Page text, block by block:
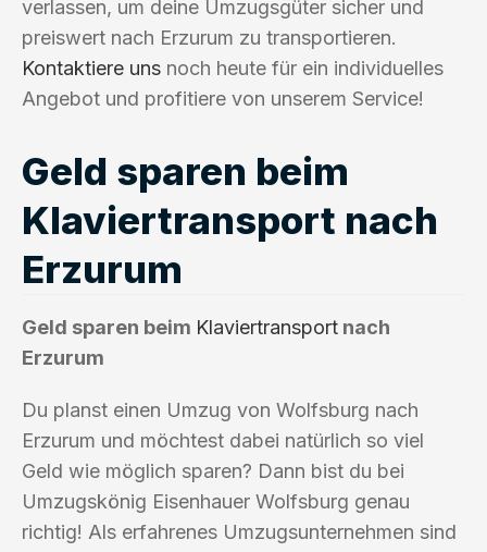
verlassen, um deine Umzugsgüter sicher und
preiswert nach Erzurum zu transportieren.
Kontaktiere uns noch heute für ein individuelles
Angebot und profitiere von unserem Service!
Geld sparen beim
Klaviertransport nach
Erzurum
Geld sparen beim Klaviertransport nach
Erzurum
Du planst einen Umzug von Wolfsburg nach
Erzurum und möchtest dabei natürlich so viel
Geld wie möglich sparen? Dann bist du bei
Umzugskönig Eisenhauer Wolfsburg genau
richtig! Als erfahrenes Umzugsunternehmen sind